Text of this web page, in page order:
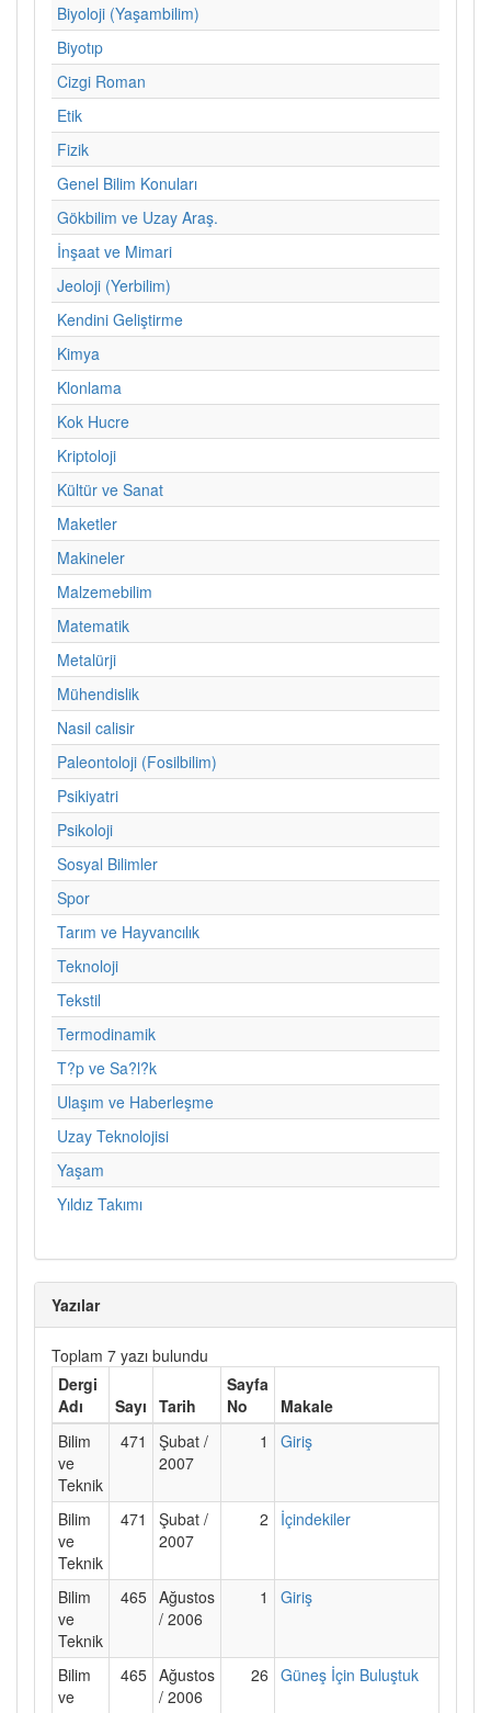
Biyoloji (Yaşambilim)
Biyotıp
Cizgi Roman
Etik
Fizik
Genel Bilim Konuları
Gökbilim ve Uzay Araş.
İnşaat ve Mimari
Jeoloji (Yerbilim)
Kendini Geliştirme
Kimya
Klonlama
Kok Hucre
Kriptoloji
Kültür ve Sanat
Maketler
Makineler
Malzemebilim
Matematik
Metalürji
Mühendislik
Nasil calisir
Paleontoloji (Fosilbilim)
Psikiyatri
Psikoloji
Sosyal Bilimler
Spor
Tarım ve Hayvancılık
Teknoloji
Tekstil
Termodinamik
T?p ve Sa?l?k
Ulaşım ve Haberleşme
Uzay Teknolojisi
Yaşam
Yıldız Takımı
Yazılar
Toplam 7 yazı bulundu
Dergi
Adı
Sayı Tarih
Sayfa
No
Makale
Bilim
ve
Teknik
471
Şubat /
2007
1 Giriş
Bilim
ve
Teknik
471
Şubat /
2007
2 İçindekiler
Bilim
ve
Teknik
465 Ağustos
/ 2006
1 Giriş
Bilim
ve
465 Ağustos
/ 2006
26 Güneş İçin Buluştuk